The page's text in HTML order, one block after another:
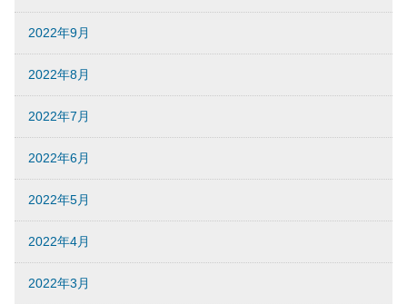
2022年9月
2022年8月
2022年7月
2022年6月
2022年5月
2022年4月
2022年3月